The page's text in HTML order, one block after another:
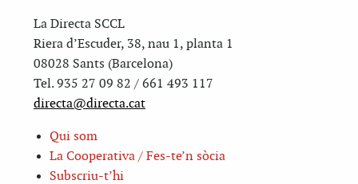
La Directa SCCL
Riera d’Escuder, 38, nau 1, planta 1
08028 Sants (Barcelona)
Tel. 935 27 09 82 / 661 493 117
directa@directa.cat
Qui som
La Cooperativa / Fes-te’n sòcia
Subscriu-t’hi